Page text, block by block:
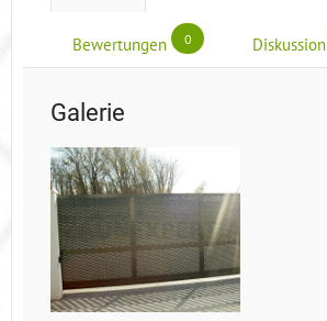
Bewertungen 0 Diskussion
Galerie